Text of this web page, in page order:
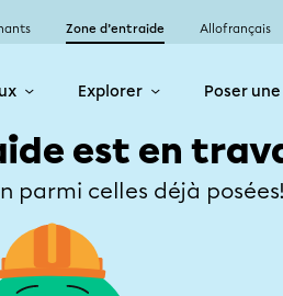
Zone d’entraide Allofrançais
Explorer Poser
est en
parmi celles déjà posées!